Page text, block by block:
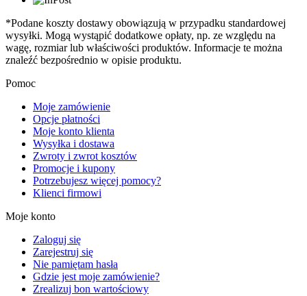
*Podane koszty dostawy obowiązują w przypadku standardowej
wysyłki. Mogą wystąpić dodatkowe opłaty, np. ze względu na
wagę, rozmiar lub właściwości produktów. Informacje te można
znaleźć bezpośrednio w opisie produktu.
Pomoc
Moje zamówienie
Opcje płatności
Moje konto klienta
Wysyłka i dostawa
Zwroty i zwrot kosztów
Promocje i kupony
Potrzebujesz więcej pomocy?
Klienci firmowi
Moje konto
Zaloguj się
Zarejestruj się
Nie pamiętam hasła
Gdzie jest moje zamówienie?
Zrealizuj bon wartościowy